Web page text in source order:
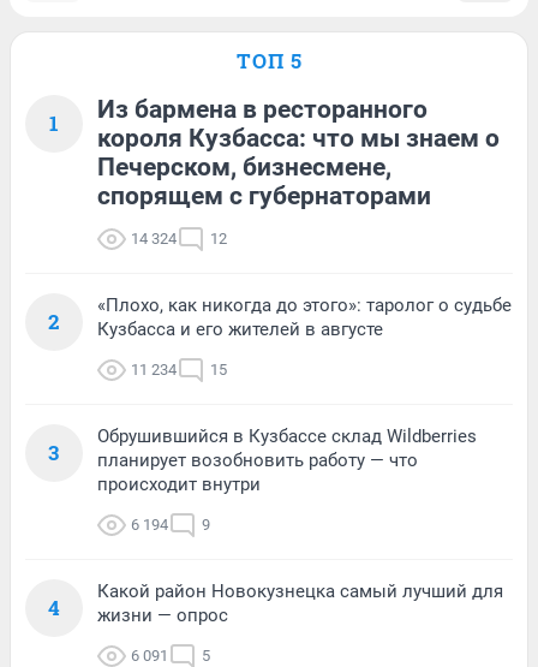
ТОП 5
1
Из бармена в ресторанного
короля Кузбасса: что мы знаем о
Печерском, бизнесмене,
спорящем с губернаторами
14 324 12
2
«Плохо, как никогда до этого»: таролог о судьбе
Кузбасса и его жителей в августе
11 234 15
3
Обрушившийся в Кузбассе склад Wildberries
планирует возобновить работу — что
происходит внутри
6 194 9
4
Какой район Новокузнецка самый лучший для
жизни — опрос
6 091 5